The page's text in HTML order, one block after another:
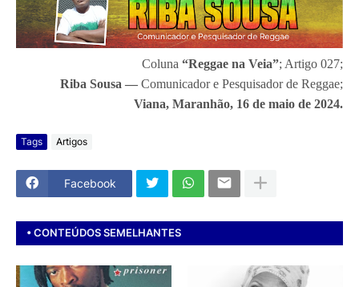
Coluna “Reggae na Veia”; Artigo 027;
Riba Sousa — Comunicador e Pesquisador de Reggae;
Viana, Maranhão, 16 de maio de 2024.
Tags Artigos
Facebook
• CONTEÚDOS SEMELHANTES